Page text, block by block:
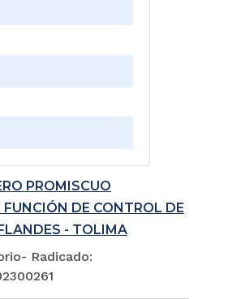
PROMISCUO
DE CONTROL DE
- TOLIMA
Radicado: